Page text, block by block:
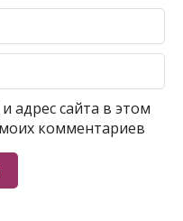
адрес сайта в этом
комментариев